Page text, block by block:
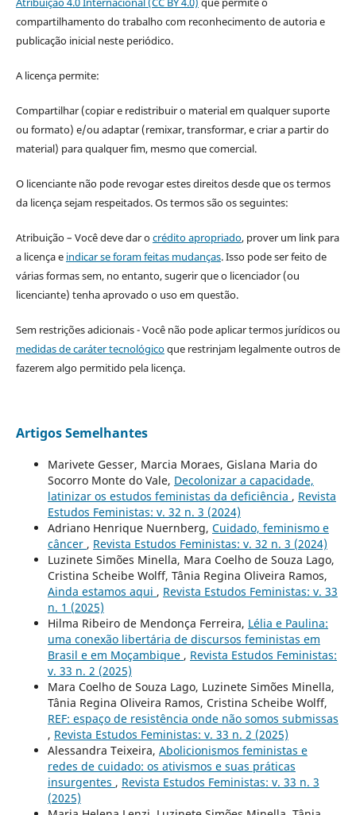
compartilhamento do trabalho com reconhecimento de autoria e
publicação inicial neste periódico.
A licença permite:
Compartilhar (copiar e redistribuir o material em qualquer suporte
ou formato) e/ou adaptar (remixar, transformar, e criar a partir do
material) para qualquer fim, mesmo que comercial.
O licenciante não pode revogar estes direitos desde que os termos
da licença sejam respeitados. Os termos são os seguintes:
Atribuição – Você deve dar ocrédito apropriado, prover um link para
a licença e indicar se foram feitas mudanças. Isso pode ser feito de
várias formas sem, no entanto, sugerir que o licenciador (ou
licenciante) tenha aprovado o uso em questão.
Sem restrições adicionais - Você não pode aplicar termos jurídicos ou
medidas de caráter tecnológicoque restrinjam legalmente outros de
fazerem algo permitido pela licença.
Artigos Semelhantes
Marivete Gesser, Marcia Moraes, Gislana Maria do
Socorro Monte do Vale, Decolonizar a capacidade,
latinizar os estudos feministas da deficiência , Revista
Estudos Feministas: v. 32 n. 3 (2024)
Adriano Henrique Nuernberg, Cuidado, feminismo e
câncer , Revista Estudos Feministas: v. 32 n. 3 (2024)
Luzinete Simões Minella, Mara Coelho de Souza Lago,
Cristina Scheibe Wolff, Tânia Regina Oliveira Ramos,
Ainda estamos aqui , Revista Estudos Feministas: v. 33
n. 1 (2025)
Hilma Ribeiro de Mendonça Ferreira, Lélia e Paulina:
uma conexão libertária de discursos feministas em
Brasil e em Moçambique , Revista Estudos Feministas:
v. 33 n. 2 (2025)
Mara Coelho de Souza Lago, Luzinete Simões Minella,
Tânia Regina Oliveira Ramos, Cristina Scheibe Wolff,
REF: espaço de resistência onde não somos submissas
, Revista Estudos Feministas: v. 33 n. 2 (2025)
Alessandra Teixeira, Abolicionismos feministas e
redes de cuidado: os ativismos e suas práticas
insurgentes , Revista Estudos Feministas: v. 33 n. 3
(2025)